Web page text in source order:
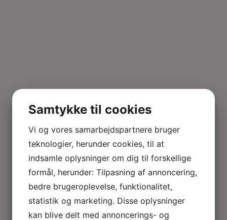
Samtykke til cookies
Vi og vores samarbejdspartnere bruger
teknologier, herunder cookies, til at
indsamle oplysninger om dig til forskellige
formål, herunder: Tilpasning af annoncering,
bedre brugeroplevelse, funktionalitet,
statistik og marketing. Disse oplysninger
kan blive delt med annoncerings- og